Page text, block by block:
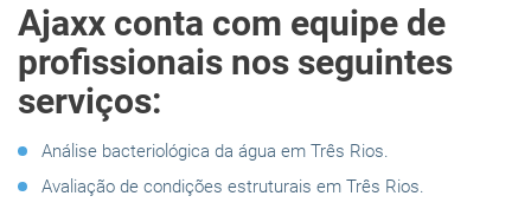
Ajaxx conta com equipe de
profissionais nos seguintes
serviços:
Análise bacteriológica da água em Três Rios.
Avaliação de condições estruturais em Três Rios.